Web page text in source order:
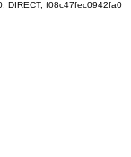
DIRECT, f08c47fec0942fa0